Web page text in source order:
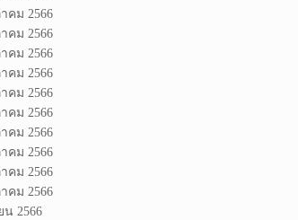
คม 2566
คม 2566
คม 2566
คม 2566
คม 2566
คม 2566
คม 2566
คม 2566
คม 2566
คม 2566
2566